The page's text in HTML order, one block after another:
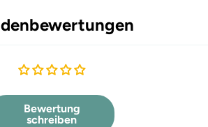
Bewertung
schreiben